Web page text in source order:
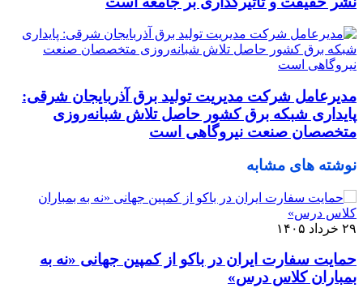
مدیرعامل شرکت مدیریت تولید برق آذربایجان شرقی:
پایداری شبکه برق کشور حاصل تلاش شبانه‌روزی
متخصصان صنعت نیروگاهی است
نوشته های مشابه
۲۹ خرداد ۱۴۰۵
حمایت سفارت ایران در باکو از کمپین جهانی «نه به
بمباران کلاس درس»